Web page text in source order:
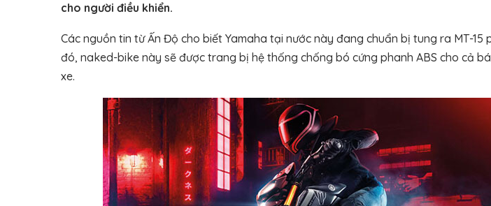
cho người điều khiển.
Các nguồn tin từ Ấn Độ cho biết Yamaha tại nước này đang chuẩn bị tung ra MT-15
đó, naked-bike này sẽ được trang bị hệ thống chống bó cứng phanh ABS cho cả
xe.